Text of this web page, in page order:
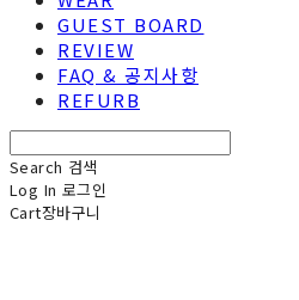
GUEST BOARD
REVIEW
FAQ & 공지사항
REFURB
Search 검색
Log In 로그인
Cart장바구니